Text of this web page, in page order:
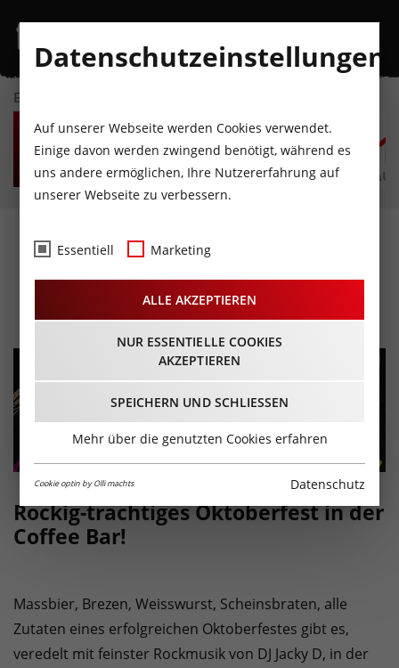
EVENTKALENDER
DO
6
AUGUST
FR
7
AUGUST
SA
8
AUGUST
SO
9
AUGUST
MO
10
AUGUST
Rocktober Fest:
Frühshoppen
07.10.2023 - Beginn 11:00 Uhr
Rockig-trachtiges Oktoberfest in der
Coffee Bar!
Massbier, Brezen, Weisswurst, Scheinsbraten, alle
Zutaten eines erfolgreichen Oktoberfestes gibt es,
veredelt mit feinster Rockmusik von DJ Jacky D, in der
Datenschutzeinstellungen
Auf unserer Webseite werden Cookies verwendet.
Einige davon werden zwingend benötigt, während es
uns andere ermöglichen, Ihre Nutzererfahrung auf
unserer Webseite zu verbessern.
Essentiell Marketing
ALLE AKZEPTIEREN
NUR ESSENTIELLE COOKIES
AKZEPTIEREN
SPEICHERN UND SCHLIESSEN
Mehr über die genutzten Cookies erfahren
Cookie optin by Olli machts Datenschutz